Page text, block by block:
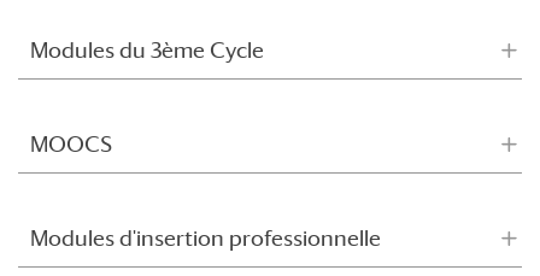
Modules du 3ème Cycle
MOOCS
Modules d'insertion professionnelle